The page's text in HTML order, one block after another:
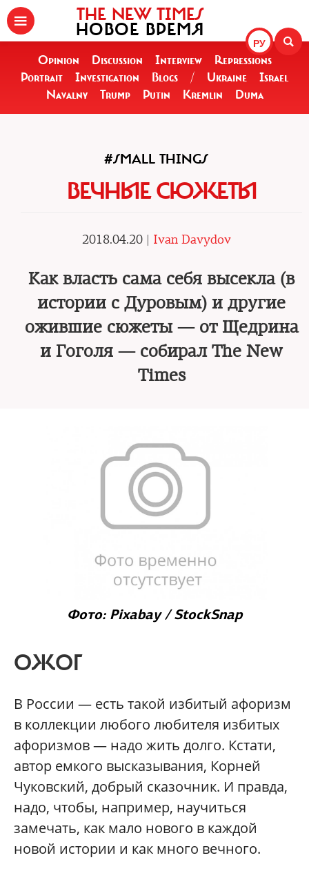
РУ
THE NEW TIMES
НОВОЕ ВРЕМЯ
Opinion Discussion Interview
Repressions
Portrait
Investigation Blogs / Ukraine
Israel
Navalny
Trump Putin Kremlin Duma
#SMALL THINGS
ВЕЧНЫЕ СЮЖЕТЫ
2018.04.20 | Ivan Davydov
Как власть сама себя высекла (в
истории с Дуровым) и другие
ожившие сюжеты — от Щедрина
и Гоголя — собирал The New
Times
Фото: Pixabay / StockSnap
ОЖОГ
В России — есть такой избитый афоризм
в коллекции любого любителя избитых
афоризмов — надо жить долго. Кстати,
автор емкого высказывания, Корней
Чуковский, добрый сказочник. И правда,
надо, чтобы, например, научиться
замечать, как мало нового в каждой
новой истории и как много вечного.